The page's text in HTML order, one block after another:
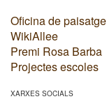
Oficina de paisatge
WikiAllee
Premi Rosa Barba
Projectes escoles
XARXES SOCIALS